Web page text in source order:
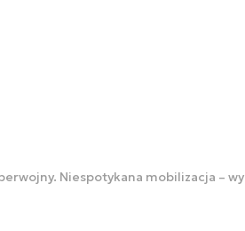
Niespotykana mobilizacja –